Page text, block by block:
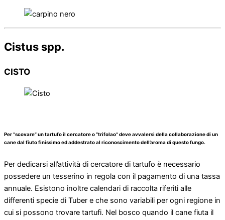
Cistus spp.
CISTO
Per “scovare” un tartufo il cercatore o “trifolao” deve avvalersi della collaborazione di un
cane dal fiuto finissimo ed addestrato al riconoscimento dell’aroma di questo fungo.
Per dedicarsi all’attività di cercatore di tartufo è necessario
possedere un tesserino in regola con il pagamento di una tassa
annuale. Esistono inoltre calendari di raccolta riferiti alle
differenti specie di Tuber e che sono variabili per ogni regione in
cui si possono trovare tartufi. Nel bosco quando il cane fiuta il